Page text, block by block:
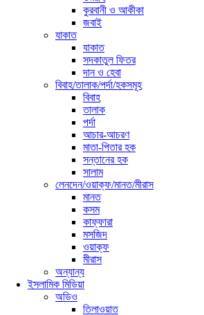
কুরবানী ও আকীকা
জবাই
যাকাত
যাকাত
সদকাতুল ফিতর
দান ও হেবা
বিবাহ/তালাক/পর্দা/হকসমূহ
বিবাহ
তালাক
পর্দা
আচার-আচরণ
মাতা-পিতার হক
সন্তানের হক
সালাম
লেনদেন/ওয়াক্ফ/মানত/মীরাস
মানত
কসম
কাফ্ফারা
মসজিদ
ওয়াক্ফ
মীরাস
অন্যান্য
ইসলামিক মিডিয়া
অডিও
তিলাওয়াত